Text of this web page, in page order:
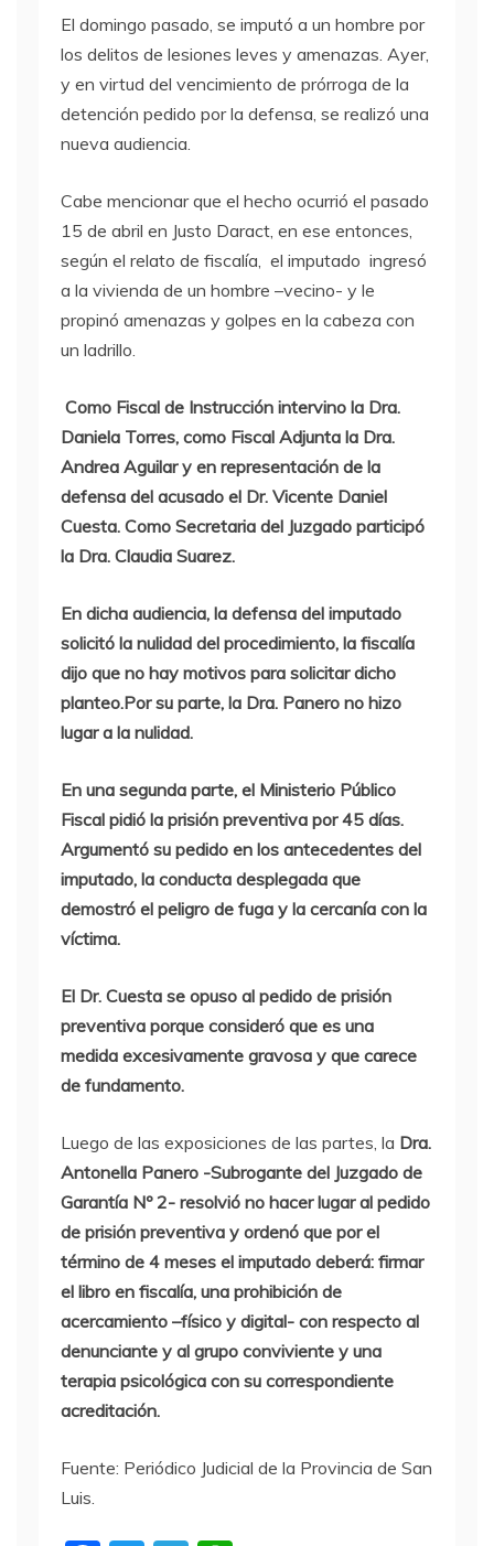
El domingo pasado, se imputó a un hombre por
los delitos de lesiones leves y amenazas. Ayer,
y en virtud del vencimiento de prórroga de la
detención pedido por la defensa, se realizó una
nueva audiencia.
Cabe mencionar que el hecho ocurrió el pasado
15 de abril en Justo Daract, en ese entonces,
según el relato de fiscalía, el imputado ingresó
a la vivienda de un hombre –vecino- y le
propinó amenazas y golpes en la cabeza con
un ladrillo.
Como Fiscal de Instrucción intervino la Dra.
Daniela Torres, como Fiscal Adjunta la Dra.
Andrea Aguilar y en representación de la
defensa del acusado el Dr. Vicente Daniel
Cuesta. Como Secretaria del Juzgado participó
la Dra. Claudia Suarez.
En dicha audiencia, la defensa del imputado
solicitó la nulidad del procedimiento, la fiscalía
dijo que no hay motivos para solicitar dicho
planteo.Por su parte, la Dra. Panero no hizo
lugar a la nulidad.
En una segunda parte, el Ministerio Público
Fiscal pidió la prisión preventiva por 45 días.
Argumentó su pedido en los antecedentes del
imputado, la conducta desplegada que
demostró el peligro de fuga y la cercanía con la
víctima.
El Dr. Cuesta se opuso al pedido de prisión
preventiva porque consideró que es una
medida excesivamente gravosa y que carece
de fundamento.
Luego de las exposiciones de las partes, la Dra.
Antonella Panero -Subrogante del Juzgado de
Garantía Nº 2- resolvió no hacer lugar al pedido
de prisión preventiva y ordenó que por el
término de 4 meses el imputado deberá: firmar
el libro en fiscalía, una prohibición de
acercamiento –físico y digital- con respecto al
denunciante y al grupo conviviente y una
terapia psicológica con su correspondiente
acreditación.
Fuente: Periódico Judicial de la Provincia de San
Luis.